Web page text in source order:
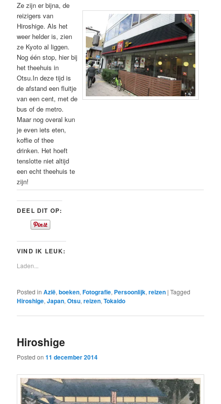
Ze zijn er bijna, de
reizigers van
Hiroshige. Als het
weer helder is, zien
ze Kyoto al liggen.
Nog één stop, hier bij
het theehuis in
Otsu.In deze tijd is
de afstand een fluitje
van een cent, met de
bus of de metro.
Maar nog overal kun
je even iets eten,
koffie of thee
drinken. Het hoeft
tenslotte niet altijd
een echt theehuis te
zijn!
DEEL DIT OP:
VIND IK LEUK:
Laden...
Posted in Azië,boeken,Fotografie, Persoonlijk,reizen |Tagged
Hiroshige,Japan,Otsu,reizen,Tokaido
Hiroshige
Posted on11 december 2014